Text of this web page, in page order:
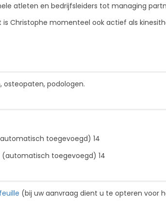
atleten en bedrijfsleiders tot managing
is Christophe momenteel ook actief als
osteopaten, podologen.
toegevoegd) 14
(automatisch toegevoegd) 14
(bij uw aanvraag dient u te opteren voor